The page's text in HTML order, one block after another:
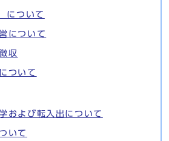
について
について
収
ついて
および転入出について
いて